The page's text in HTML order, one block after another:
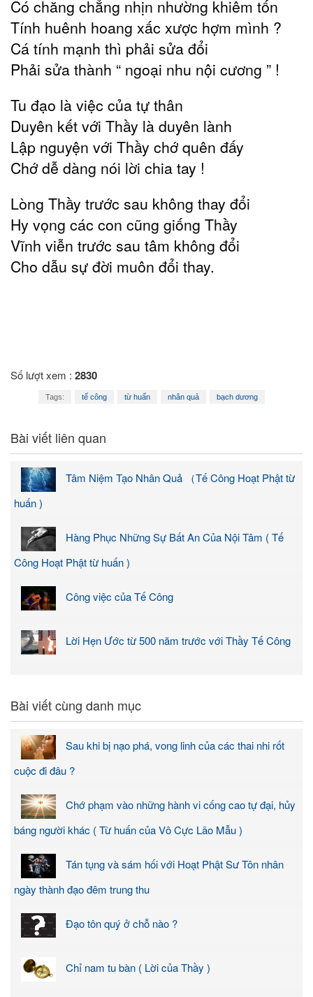
Có chăng chẳng nhịn nhường khiêm tốn
Tính huênh hoang xấc xược hợm mình ?
Cá tính mạnh thì phải sửa đổi
Phải sửa thành “ ngoại nhu nội cương ” !
Tu đạo là việc của tự thân
Duyên kết với Thầy là duyên lành
Lập nguyện với Thầy chớ quên đấy
Chớ dễ dàng nói lời chia tay !
Lòng Thầy trước sau không thay đổi
Hy vọng các con cũng giống Thầy
Vĩnh viễn trước sau tâm không đổi
Cho dẫu sự đời muôn đổi thay.
Số lượt xem : 2830
Tags: tế công từ huấn nhân quả bạch dương
Bài viết liên quan
Tâm Niệm Tạo Nhân Quả （Tế Công Hoạt Phật từ
huấn )
Hàng Phục Những Sự Bất An Của Nội Tâm ( Tế
Công Hoạt Phật từ huấn )
Công việc của Tế Công
Lời Hẹn Ước từ 500 năm trước với Thầy Tế Công
Bài viết cùng danh mục
Sau khi bị nạo phá, vong linh của các thai nhi rốt
cuộc đi đâu ?
Chớ phạm vào những hành vi cống cao tự đại, hủy
báng người khác ( Từ huấn của Vô Cực Lão Mẫu )
Tán tụng và sám hối với Hoạt Phật Sư Tôn nhân
ngày thành đạo đêm trung thu
Đạo tôn quý ở chỗ nào ?
Chỉ nam tu bàn ( Lời của Thầy )